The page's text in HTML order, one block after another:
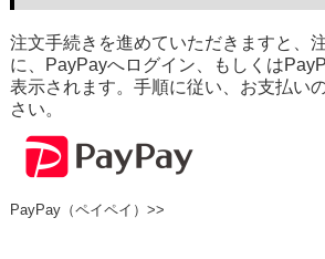
注文手続きを進めていただきますと、
に、PayPayへログイン、もしくは
表示されます。手順に従い、お支払い
さい。
PayPay（ペイペイ）>>